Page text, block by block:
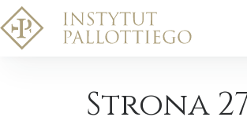
Strona